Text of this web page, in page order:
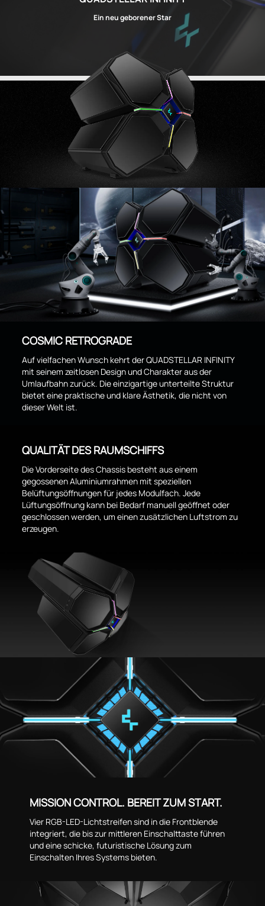
Ein neu geborener Star
COSMIC RETROGRADE
Auf vielfachen Wunsch kehrt der QUADSTELLAR INFINITY
mit seinem zeitlosen Design und Charakter aus der
Umlaufbahn zurück. Die einzigartige unterteilte Struktur
bietet eine praktische und klare Ästhetik, die nicht von
dieser Welt ist.
QUALITÄT DES RAUMSCHIFFS
Die Vorderseite des Chassis besteht aus einem
gegossenen Aluminiumrahmen mit speziellen
Belüftungsöffnungen für jedes Modulfach. Jede
Lüftungsöffnung kann bei Bedarf manuell geöffnet oder
geschlossen werden, um einen zusätzlichen Luftstrom zu
erzeugen.
MISSION CONTROL. BEREIT ZUM START.
Vier RGB-LED-Lichtstreifen sind in die Frontblende
integriert, die bis zur mittleren Einschalttaste führen
und eine schicke, futuristische Lösung zum
Einschalten Ihres Systems bieten.